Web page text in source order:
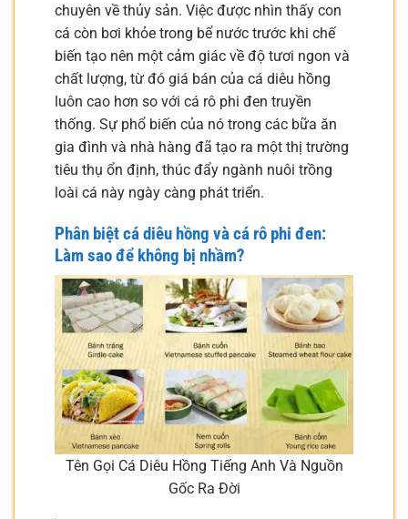
chuyên về thủy sản. Việc được nhìn thấy con
cá còn bơi khỏe trong bể nước trước khi chế
biến tạo nên một cảm giác về độ tươi ngon và
chất lượng, từ đó giá bán của cá diêu hồng
luôn cao hơn so với cá rô phi đen truyền
thống. Sự phổ biến của nó trong các bữa ăn
gia đình và nhà hàng đã tạo ra một thị trường
tiêu thụ ổn định, thúc đẩy ngành nuôi trồng
loài cá này ngày càng phát triển.
Phân biệt cá diêu hồng và cá rô phi đen:
Làm sao để không bị nhầm?
Tên Gọi Cá Diêu Hồng Tiếng Anh Và Nguồn
Gốc Ra Đời